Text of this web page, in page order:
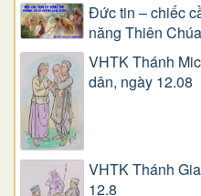
Đức tin – chiếc
năng Thiên Chúa
VHTK Thánh
dân, ngày 12.08
VHTK Thánh
12.8